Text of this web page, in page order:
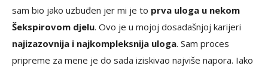
sam bio jako uzbuđen jer mi je to prva uloga u nekom
Šekspirovom djelu. Ovo je u mojoj dosadašnjoj karijeri
najizazovnija i najkompleksnija uloga. Sam proces
pripreme za mene je do sada iziskivao najviše napora. Iako